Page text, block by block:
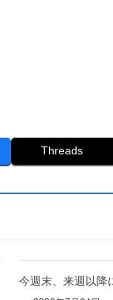
Threads
今週末、来週以降